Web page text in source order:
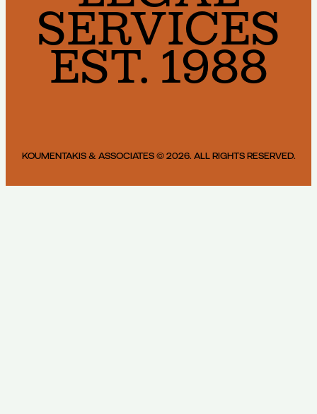
SERVICES
EST. 1988
KOUMENTAKIS & ASSOCIATES © 2026. ALL RIGHTS RESERVED.